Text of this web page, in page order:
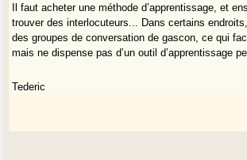
Il faut acheter une méthode d’apprentissage, et
trouver des interlocuteurs... Dans certains
des groupes de conversation de gascon, ce qui
mais ne dispense pas d’un outil d’apprentissage
Tederic